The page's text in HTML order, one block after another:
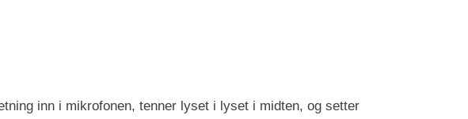
inn i mikrofonen, tenner lyset i lyset i midten, og setter